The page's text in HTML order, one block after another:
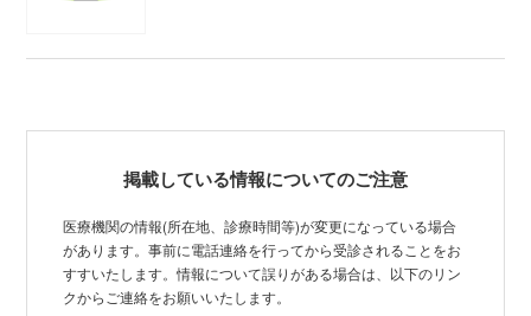
掲載している情報についてのご注意
医療機関の情報(所在地、診療時間等)が変更になっている場合
があります。事前に電話連絡を行ってから受診されることをお
すすいたします。情報について誤りがある場合は、以下のリン
クからご連絡をお願いいたします。